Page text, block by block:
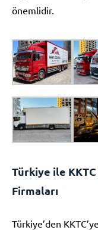
önemlidir.
Türkiye ile KKTC
Firmaları
Türkiye’den